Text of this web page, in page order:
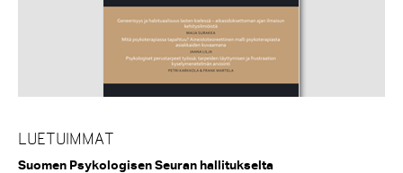
LUETUIMMAT
Suomen Psykologisen Seuran hallitukselta